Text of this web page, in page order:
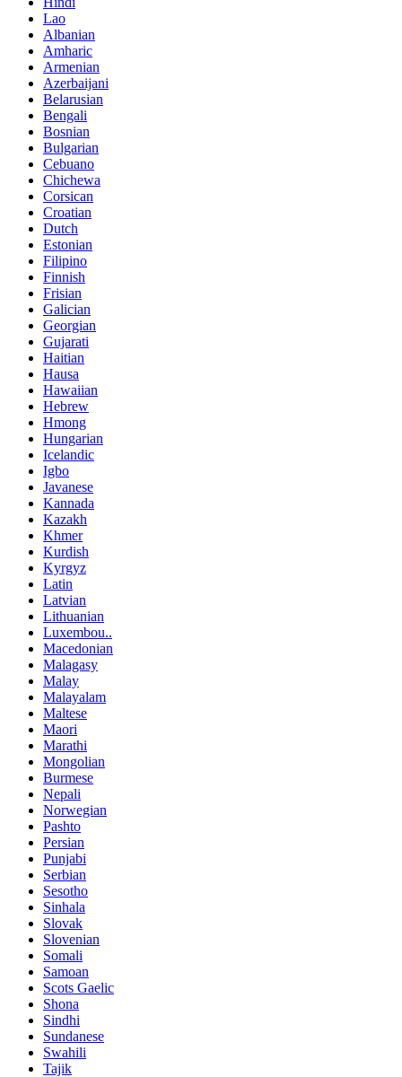
Lao
Albanian
Amharic
Armenian
Azerbaijani
Belarusian
Bengali
Bosnian
Bulgarian
Cebuano
Chichewa
Corsican
Croatian
Dutch
Estonian
Filipino
Finnish
Frisian
Galician
Georgian
Gujarati
Haitian
Hausa
Hawaiian
Hebrew
Hmong
Hungarian
Icelandic
Igbo
Javanese
Kannada
Kazakh
Khmer
Kurdish
Kyrgyz
Latin
Latvian
Lithuanian
Luxembou..
Macedonian
Malagasy
Malay
Malayalam
Maltese
Maori
Marathi
Mongolian
Burmese
Nepali
Norwegian
Pashto
Persian
Punjabi
Serbian
Sesotho
Sinhala
Slovak
Slovenian
Somali
Samoan
Scots Gaelic
Shona
Sindhi
Sundanese
Swahili
Tajik